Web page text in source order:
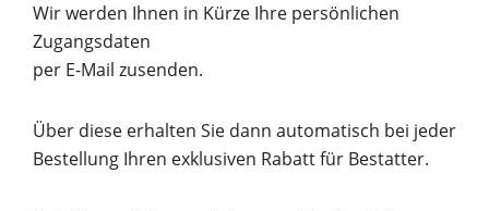
Wir werden Ihnen in Kürze Ihre persönlichen
Zugangsdaten
per E-Mail zusenden.
Über diese erhalten Sie dann automatisch bei jeder
Bestellung Ihren exklusiven Rabatt für Bestatter.